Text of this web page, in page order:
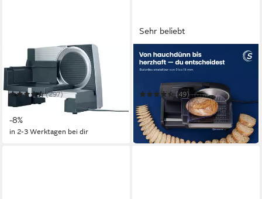
Allesschneider G52 TWIN,
(297)
119,10 € UVP 129,99 €
-8%
in 2-3 Werktagen bei dir
Sehr beliebt
SOMMERTAL
Allesschneider AS190 DUAL
Wellenschliff und
(49)
79,90 € UVP114,90 €
-30%
in 3-4 Werktagen bei dir